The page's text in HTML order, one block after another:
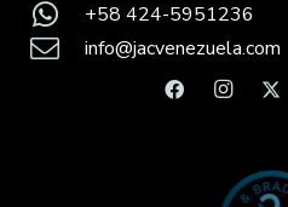
+58 424-5951236
info@jacvenezuela.com